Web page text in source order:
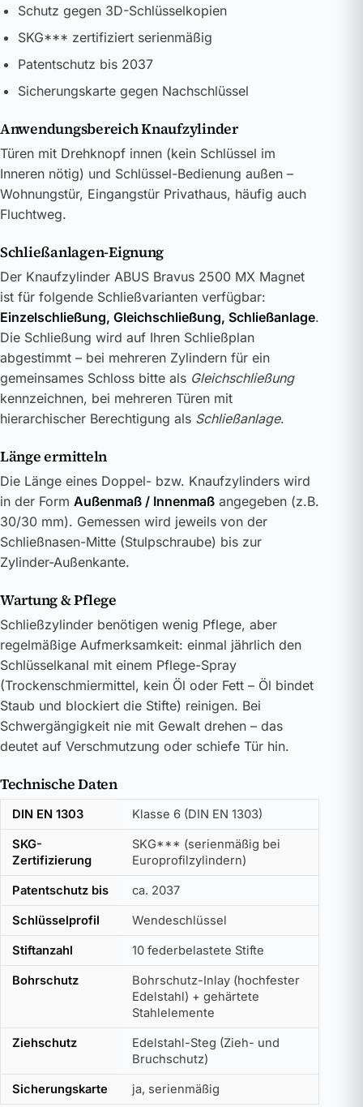
Schutz gegen 3D-Schlüsselkopien
SKG*** zertifiziert serienmäßig
Patentschutz bis 2037
Sicherungskarte gegen Nachschlüssel
Anwendungsbereich Knaufzylinder
Türen mit Drehknopf innen (kein Schlüssel im
Inneren nötig) und Schlüssel-Bedienung außen –
Wohnungstür, Eingangstür Privathaus, häufig auch
Fluchtweg.
Schließanlagen-Eignung
Der Knaufzylinder ABUS Bravus 2500 MX Magnet
ist für folgende Schließvarianten verfügbar:
Einzelschließung, Gleichschließung, Schließanlage.
Die Schließung wird auf Ihren Schließplan
abgestimmt – bei mehreren Zylindern für ein
gemeinsames Schloss bitte als Gleichschließung
kennzeichnen, bei mehreren Türen mit
hierarchischer Berechtigung als Schließanlage.
Länge ermitteln
Die Länge eines Doppel- bzw. Knaufzylinders wird
in der Form Außenmaß / Innenmaß angegeben (z.B.
30/30 mm). Gemessen wird jeweils von der
Schließnasen-Mitte (Stulpschraube) bis zur
Zylinder-Außenkante.
Wartung & Pflege
Schließzylinder benötigen wenig Pflege, aber
regelmäßige Aufmerksamkeit: einmal jährlich den
Schlüsselkanal mit einem Pflege-Spray
(Trockenschmiermittel, kein Öl oder Fett – Öl bindet
Staub und blockiert die Stifte) reinigen. Bei
Schwergängigkeit nie mit Gewalt drehen – das
deutet auf Verschmutzung oder schiefe Tür hin.
Technische Daten
DIN EN 1303 Klasse 6 (DIN EN 1303)
SKG-
Zertifizierung
SKG*** (serienmäßig bei
Europrofilzylindern)
Patentschutz bis ca. 2037
Schlüsselprofil Wendeschlüssel
Stiftanzahl 10 federbelastete Stifte
Bohrschutz
Bohrschutz-Inlay (hochfester
Edelstahl) + gehärtete
Stahlelemente
Ziehschutz
Edelstahl-Steg (Zieh- und
Bruchschutz)
Sicherungskarte ja, serienmäßig